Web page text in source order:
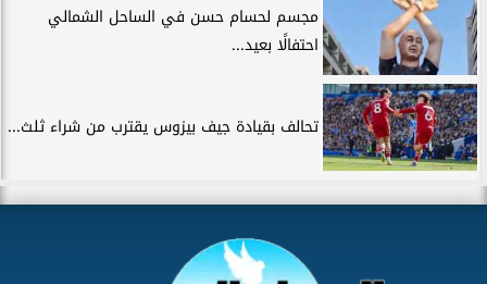
مجسم لحسام حسن في الساحل الشمالي
احتفالًا بعيد...
تحالف بقيادة جيف بيزوس يقترب من شراء ثلث...